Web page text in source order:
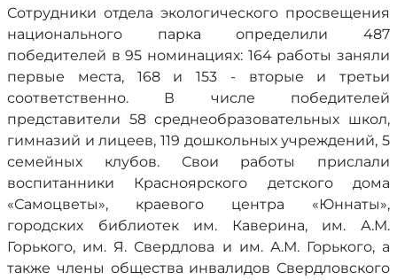
Сотрудники отдела экологического просвещения
национального парка определили 487
победителей в 95 номинациях: 164 работы заняли
первые места, 168 и 153 - вторые и третьи
соответственно. В числе победителей
представители 58 среднеобразовательных школ,
гимназий и лицеев, 119 дошкольных учреждений, 5
семейных клубов. Свои работы прислали
воспитанники Красноярского детского дома
«Самоцветы», краевого центра «Юннаты»,
городских библиотек им. Каверина, им. А.М.
Горького, им. Я. Свердлова и им. А.М. Горького, а
также члены общества инвалидов Свердловского